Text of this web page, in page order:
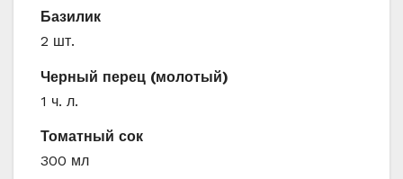
Базилик
2 шт.
Черный перец (молотый)
1 ч. л.
Томатный сок
300 мл